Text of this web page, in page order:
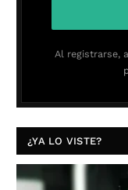
Al registrarse,
¿YA LO VISTE?